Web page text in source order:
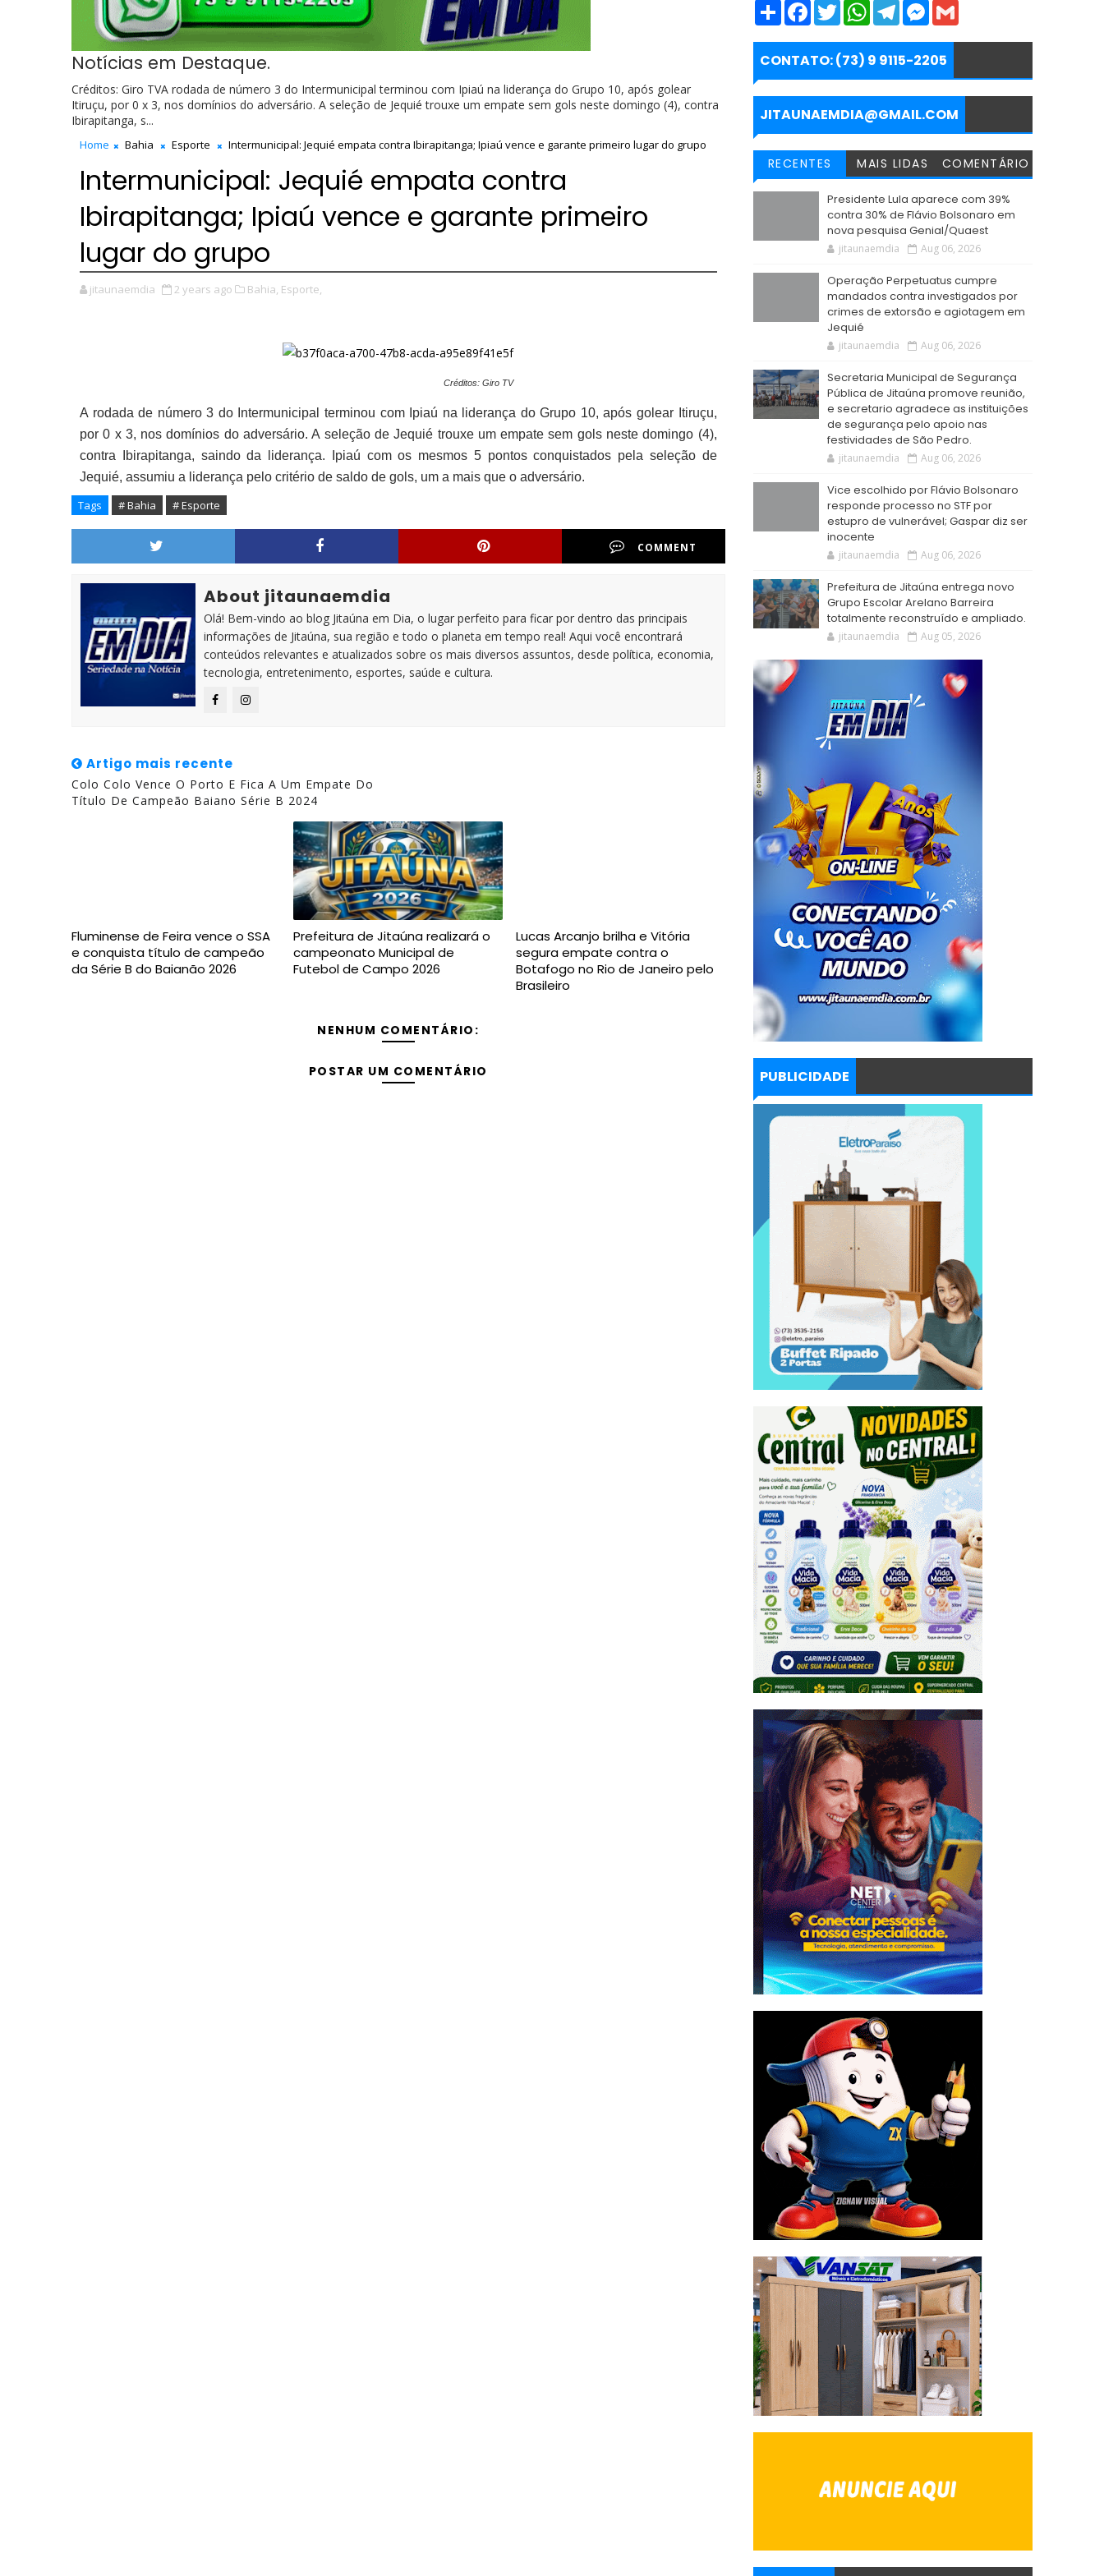
Notícias em Destaque.
Créditos: Giro TVA rodada de número 3 do Intermunicipal terminou com Ipiaú na liderança do Grupo 10, após golear
Itiruçu, por 0 x 3, nos domínios do adversário. A seleção de Jequié trouxe um empate sem gols neste domingo (4), contra
Ibirapitanga, s...
Home Bahia Esporte Intermunicipal: Jequié empata contra Ibirapitanga; Ipiaú vence e garante primeiro lugar do grupo
Intermunicipal: Jequié empata contra
Ibirapitanga; Ipiaú vence e garante primeiro
lugar do grupo
jitaunaemdia 2 years ago Bahia, Esporte,
Créditos: Giro TV
A rodada de número 3 do Intermunicipal terminou com Ipiaú na liderança do Grupo 10, após golear Itiruçu,
por 0 x 3, nos domínios do adversário. A seleção de Jequié trouxe um empate sem gols neste domingo (4),
contra Ibirapitanga, saindo da liderança. Ipiaú com os mesmos 5 pontos conquistados pela seleção de
Jequié, assumiu a liderança pelo critério de saldo de gols, um a mais que o adversário.
Tags # Bahia # Esporte
COMMENT
About jitaunaemdia
Olá! Bem-vindo ao blog Jitaúna em Dia, o lugar perfeito para ficar por dentro das principais
informações de Jitaúna, sua região e todo o planeta em tempo real! Aqui você encontrará
conteúdos relevantes e atualizados sobre os mais diversos assuntos, desde política, economia,
tecnologia, entretenimento, esportes, saúde e cultura.
Artigo mais recente
Colo Colo Vence O Porto E Fica A Um Empate Do
Título De Campeão Baiano Série B 2024
Fluminense de Feira vence o SSA
e conquista título de campeão
da Série B do Baianão 2026
Prefeitura de Jitaúna realizará o
campeonato Municipal de
Futebol de Campo 2026
Lucas Arcanjo brilha e Vitória
segura empate contra o
Botafogo no Rio de Janeiro pelo
Brasileiro
NENHUM COMENTÁRIO:
POSTAR UM COMENTÁRIO
S
r
e
F
e
b
o
k
T
w
t
t
e
r
W
t
s
p
p
T
e
g
a
m
M
s
e
g
e
r
i
CONTATO: (73) 9 9115-2205
JITAUNAEMDIA@GMAIL.COM
RECENTES MAIS LIDAS COMENTÁRIO
Presidente Lula aparece com 39%
contra 30% de Flávio Bolsonaro em
nova pesquisa Genial/Quaest
jitaunaemdia Aug 06, 2026
Operação Perpetuatus cumpre
mandados contra investigados por
crimes de extorsão e agiotagem em
Jequié
jitaunaemdia Aug 06, 2026
Secretaria Municipal de Segurança
Pública de Jitaúna promove reunião,
e secretario agradece as instituições
de segurança pelo apoio nas
festividades de São Pedro.
jitaunaemdia Aug 06, 2026
Vice escolhido por Flávio Bolsonaro
responde processo no STF por
estupro de vulnerável; Gaspar diz ser
inocente
jitaunaemdia Aug 06, 2026
Prefeitura de Jitaúna entrega novo
Grupo Escolar Arelano Barreira
totalmente reconstruído e ampliado.
jitaunaemdia Aug 05, 2026
PUBLICIDADE